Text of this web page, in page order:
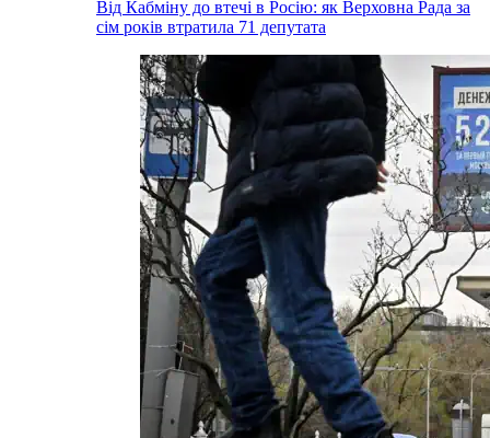
Від Кабміну до втечі в Росію: як Верховна Рада за
сім років втратила 71 депутата